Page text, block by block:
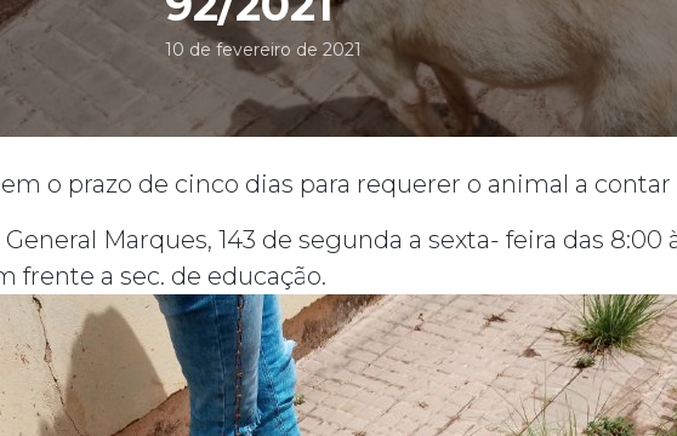
10 de fevereiro de 2021
o prazo de cinco dias para requerer o animal a contar
Marques, 143 de segunda a sexta- feira das 8:00
frente a sec. de educação.